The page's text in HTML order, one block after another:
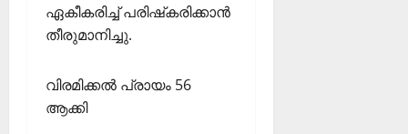
ഏകീകരിച്ച് പരിഷ്‌കരിക്കാന്‍
തീരുമാനിച്ചു.
വിരമിക്കല്‍ പ്രായം 56
ആക്കി